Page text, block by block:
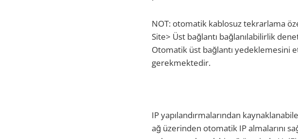
NOT: otomatik kablosuz tekrarlama
Site> Üst bağlantı bağlanılabilirlik
Otomatik üst bağlantı yedeklemesini
gerekmektedir.
IP yapılandırmalarından
ağ üzerinden otomatik IP almalarını